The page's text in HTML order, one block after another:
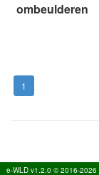
ombeulderen
1
e-WLD v1.2.0 © 2016-2026